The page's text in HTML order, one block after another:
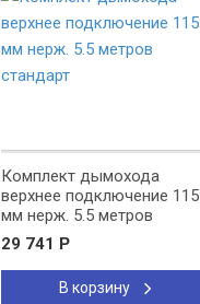
Комплект дымохода
верхнее подключение 115
мм нерж. 5.5 метров
стандарт
29 741 Р
В корзину